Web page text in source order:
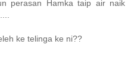
perasan Hamka taip air naik
ke telinga ke ni??